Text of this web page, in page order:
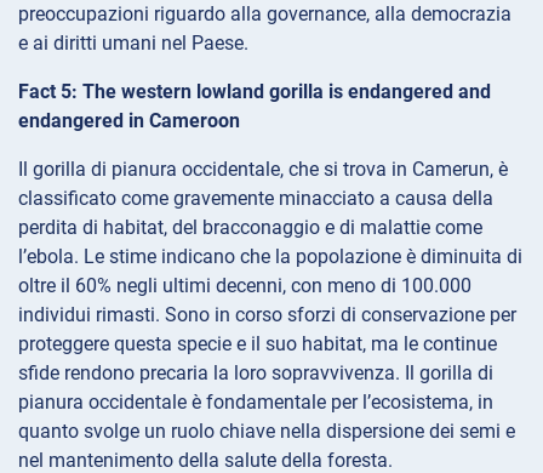
preoccupazioni riguardo alla governance, alla democrazia
e ai diritti umani nel Paese.
Fact 5: The western lowland gorilla is endangered and
endangered in Cameroon
Il gorilla di pianura occidentale, che si trova in Camerun, è
classificato come gravemente minacciato a causa della
perdita di habitat, del bracconaggio e di malattie come
l’ebola. Le stime indicano che la popolazione è diminuita di
oltre il 60% negli ultimi decenni, con meno di 100.000
individui rimasti. Sono in corso sforzi di conservazione per
proteggere questa specie e il suo habitat, ma le continue
sfide rendono precaria la loro sopravvivenza. Il gorilla di
pianura occidentale è fondamentale per l’ecosistema, in
quanto svolge un ruolo chiave nella dispersione dei semi e
nel mantenimento della salute della foresta.